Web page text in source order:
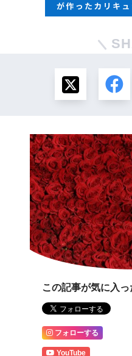
この記事が気に入
フォローする
YouTube